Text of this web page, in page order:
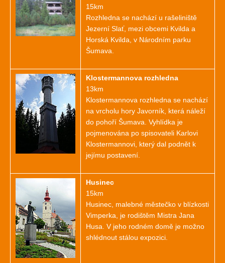
15km
Rozhledna se nachází u rašeliniště
Jezerní Slať, mezi obcemi Kvilda a
Horská Kvilda, v Národním parku
Šumava.
Klostermannova rozhledna
13km
Klostermannova rozhledna se nachází
na vrcholu hory Javorník, která náleží
do pohoří Šumava. Vyhlídka je
pojmenována po spisovateli Karlovi
Klostermannovi, který dal podnět k
jejímu postavení.
Husinec
15km
Husinec, malebné městečko v blízkosti
Vimperka, je rodištěm Mistra Jana
Husa. V jeho rodném domě je možno
shlédnout stálou expozici.